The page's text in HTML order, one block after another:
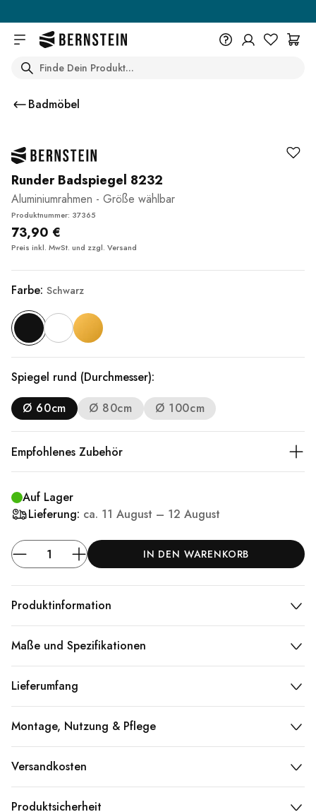
Search
Badmöbel
Runder Badspiegel 8232
Aluminiumrahmen - Größe wählbar
Produktnummer: 37365
73,90 €
Preis inkl. MwSt. und zzgl. Versand
Farbe: Schwarz
Spiegel rund (Durchmesser):
Ø 60cm
Ø 80cm Ø 100cm
Empfohlenes Zubehör
Auf Lager
Lieferung: ca. 11 August – 12 August
IN DEN WARENKORB
Produktinformation
Maße und Spezifikationen
Lieferumfang
Montage, Nutzung & Pflege
Versandkosten
Produktsicherheit